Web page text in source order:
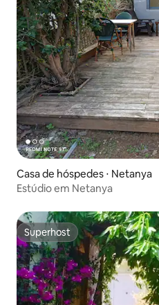
Casa de hóspedes ⋅ Netanya
Estúdio em Netanya
Superhost
Superhost